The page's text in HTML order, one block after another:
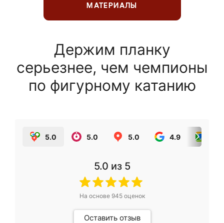
МАТЕРИАЛЫ
Держим планку
серьезнее, чем чемпионы
по фигурному катанию
5.0 5.0 5.0 4.9
5.0 из 5
На основе 945оценок
Оставить отзыв